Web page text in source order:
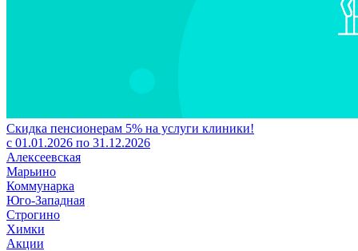
Скидка пенсионерам 5% на услуги клиники!
с 01.01.2026 по 31.12.2026
Алексеевская
Марьино
Коммунарка
Юго-Западная
Строгино
Химки
Акции